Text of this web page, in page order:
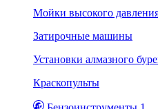
Мойки высокого
Затирочные машины
Установки алмазного
Краскопульты